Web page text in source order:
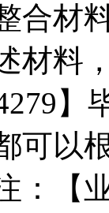
合材
材料
可以
：【